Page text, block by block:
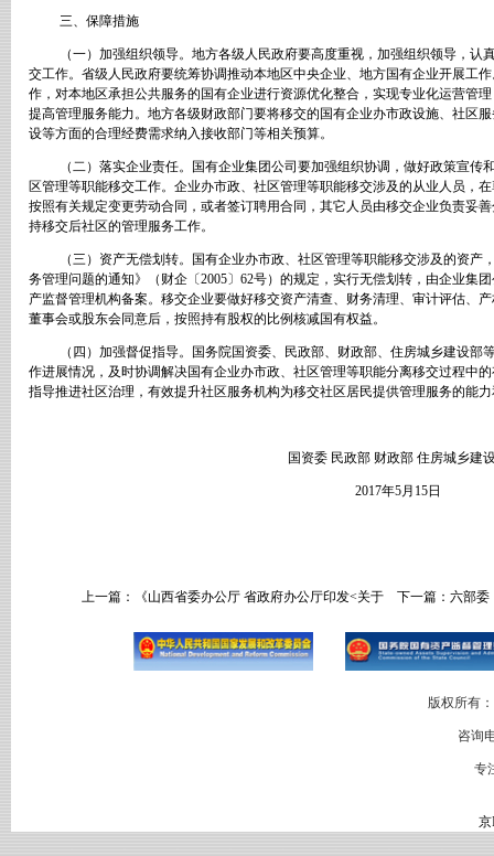
三、保障措施
（一）加强组织领导。地方各级人民政府要高度重视，加强组织领导，
交工作。省级人民政府要统筹协调推动本地区中央企业、地方国有企业开展工
作，对本地区承担公共服务的国有企业进行资源优化整合，实现专业化运营管
提高管理服务能力。地方各级财政部门要将移交的国有企业办市政设施、社区
设等方面的合理经费需求纳入接收部门等相关预算。
（二）落实企业责任。国有企业集团公司要加强组织协调，做好政策宣
区管理等职能移交工作。企业办市政、社区管理等职能移交涉及的从业人员，
按照有关规定变更劳动合同，或者签订聘用合同，其它人员由移交企业负责妥
持移交后社区的管理服务工作。
（三）资产无偿划转。国有企业办市政、社区管理等职能移交涉及的资
务管理问题的通知》（财企〔2005〕 62号）的规定，实行无偿划转，由企业集
产监督管理机构备案。移交企业要做好移交资产清查、财务清理、审计评估、
董事会或股东会同意后，按照持有股权的比例核减国有权益。
（四）加强督促指导。国务院国资委、民政部、财政部、住房城乡建设
作进展情况，及时协调解决国有企业办市政、社区管理等职能分离移交过程中
指导推进社区治理，有效提升社区服务机构为移交社区居民提供管理服务的能
国资委 民政部 财政部 住房城乡建
2017年5月 15日
上一篇： 《山西省委办公厅 省政府办公厅印发<关于 下一篇： 六部委
版权所有
咨询
专
京